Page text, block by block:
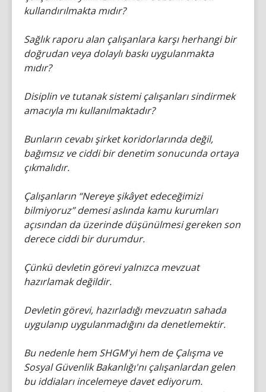
kullandırılmakta mıdır?
Sağlık raporu alan çalışanlara karşı herhangi bir
doğrudan veya dolaylı baskı uygulanmakta
mıdır?
Disiplin ve tutanak sistemi çalışanları sindirmek
amacıyla mı kullanılmaktadır?
Bunların cevabı şirket koridorlarında değil,
bağımsız ve ciddi bir denetim sonucunda ortaya
çıkmalıdır.
Çalışanların “Nereye şikâyet edeceğimizi
bilmiyoruz” demesi aslında kamu kurumları
açısından da üzerinde düşünülmesi gereken son
derece ciddi bir durumdur.
Çünkü devletin görevi yalnızca mevzuat
hazırlamak değildir.
Devletin görevi, hazırladığı mevzuatın sahada
uygulanıp uygulanmadığını da denetlemektir.
Bu nedenle hem SHGM'yi hem de Çalışma ve
Sosyal Güvenlik Bakanlığı'nı çalışanlardan gelen
bu iddiaları incelemeye davet ediyorum.